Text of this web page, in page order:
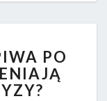
PO